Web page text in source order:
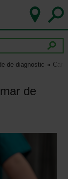
de diagnostic
de